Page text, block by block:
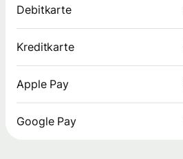
Debitkarte
Kreditkarte
Apple Pay
Google Pay